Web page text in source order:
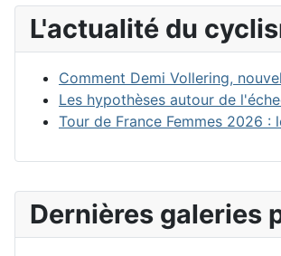
Dernières galeries
L'actualité du
Comment Demi Vollering,
Les hypothèses autour de
Tour de France Femmes 2026